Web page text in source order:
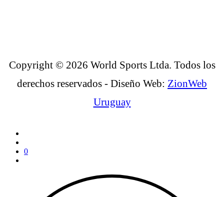
Copyright © 2026 World Sports Ltda. Todos los
derechos reservados - Diseño Web: ZionWeb
Uruguay
0